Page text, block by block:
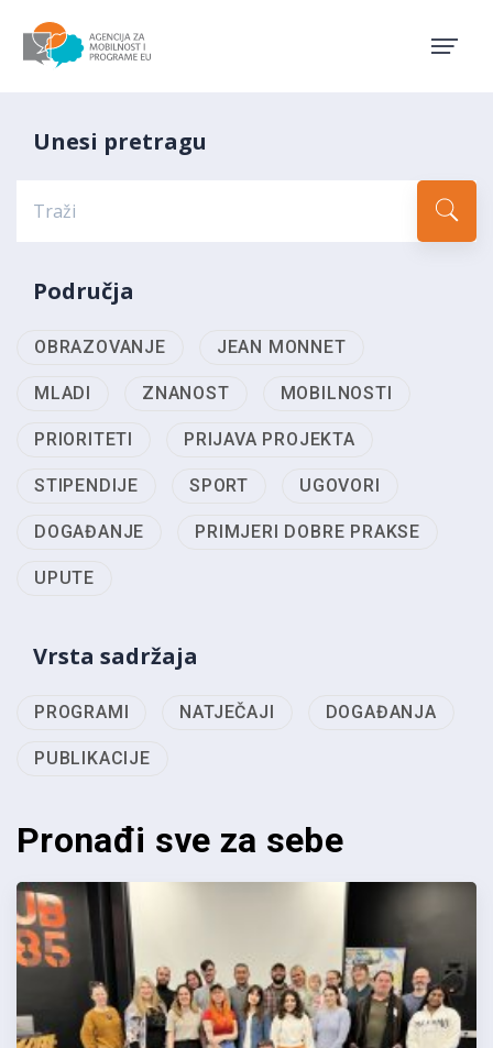
Unesi pretragu
Područja
OBRAZOVANJE JEAN MONNET
MLADI ZNANOST MOBILNOSTI
PRIORITETI PRIJAVA PROJEKTA
STIPENDIJE SPORT UGOVORI
DOGAĐANJE PRIMJERI DOBRE PRAKSE
UPUTE
Vrsta sadržaja
PROGRAMI NATJEČAJI DOGAĐANJA
PUBLIKACIJE
Pronađi sve za sebe